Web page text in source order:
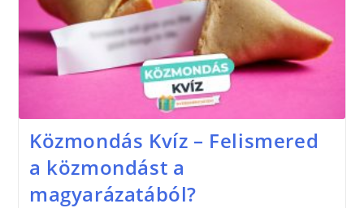
Közmondás Kvíz – Felismered
a közmondást a
magyarázatából?